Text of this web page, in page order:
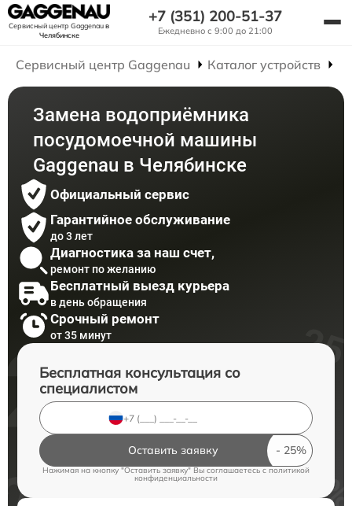
Сервисный центр Gaggenauв
Челябинске
+7 (351) 200-51-37
Ежедневно с 9:00 до 21:00
Сервисный центр Gaggenau Каталог устройств
Замена водоприёмника
посудомоечной машины
Gaggenau в Челябинске
Официальный сервис
Гарантийное обслуживание
до 3 лет
Диагностика за наш счет,
ремонт по желанию
Бесплатный выезд курьера
в день обращения
Срочный ремонт
от 35 минут
Бесплатная консультация со
специалистом
Оставить заявку
Нажимая на кнопку "Оставить заявку" Вы соглашаетесь c политикой
конфиденциальности